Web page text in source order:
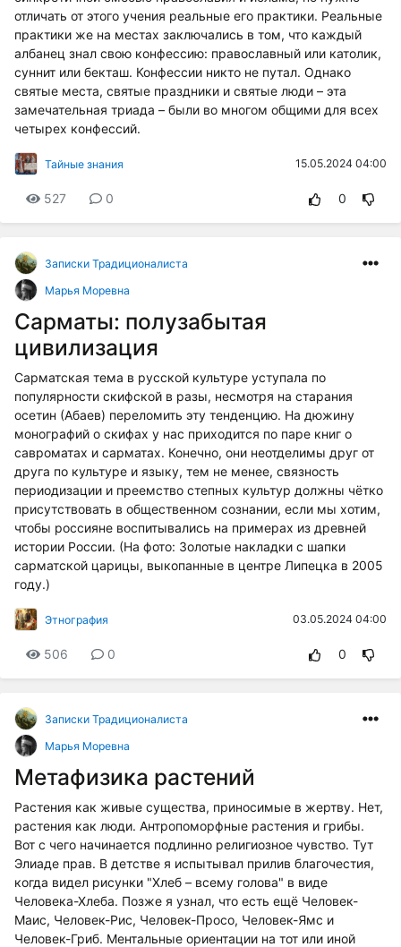
отличать от этого учения реальные его практики. Реальные
практики же на местах заключались в том, что каждый
албанец знал свою конфессию: православный или католик,
суннит или бекташ. Конфессии никто не путал. Однако
святые места, святые праздники и святые люди – эта
замечательная триада – были во многом общими для всех
четырех конфессий.
Тайные знания 15.05.2024 04:00
527 0 0
Записки Традиционалиста
Марья Моревна
Сарматы: полузабытая
цивилизация
Сарматская тема в русской культуре уступала по
популярности скифской в разы, несмотря на старания
осетин (Абаев) переломить эту тенденцию. На дюжину
монографий о скифах у нас приходится по паре книг о
савроматах и сарматах. Конечно, они неотделимы друг от
друга по культуре и языку, тем не менее, связность
периодизации и преемство степных культур должны чётко
присутствовать в общественном сознании, если мы хотим,
чтобы россияне воспитывались на примерах из древней
истории России. (На фото: Золотые накладки с шапки
сарматской царицы, выкопанные в центре Липецка в 2005
году.)
Этнография 03.05.2024 04:00
506 0 0
Записки Традиционалиста
Марья Моревна
Метафизика растений
Растения как живые существа, приносимые в жертву. Нет,
растения как люди. Антропоморфные растения и грибы.
Вот с чего начинается подлинно религиозное чувство. Тут
Элиаде прав. В детстве я испытывал прилив благочестия,
когда видел рисунки "Хлеб – всему голова" в виде
Человека-Хлеба. Позже я узнал, что есть ещё Человек-
Маис, Человек-Рис, Человек-Просо, Человек-Ямс и
Человек-Гриб. Ментальные ориентации на тот или иной